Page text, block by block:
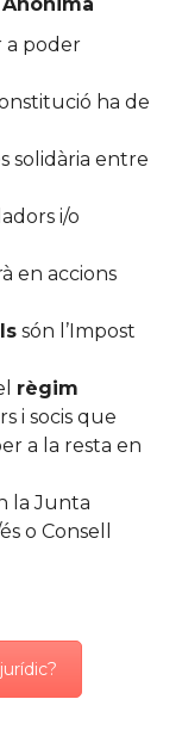
a poder
ha de
solidària entre
i/o
en accions
són l’Impost
règim
i socis que
a la resta en
la Junta
o Consell